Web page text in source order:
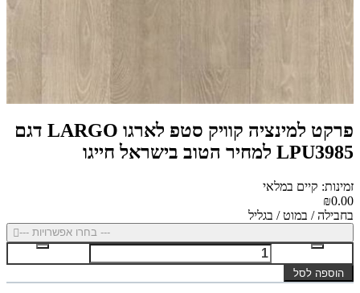
פרקט למינציה קוויק סטפ לארגו LARGO דגם
LPU3985 למחיר הטוב בישראל חייגו
זמינות: קיים במלאי
₪0.00
בחבילה / במוט / בגליל
--- בחרו אפשרויות ---
הוספה לסל